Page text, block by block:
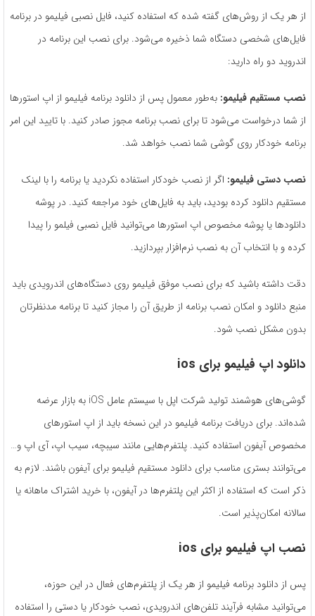
از هر یک از روش‌های گفته شده که استفاده کنید، فایل نصبی فیلیمو در برنامه
فایل‌های شخصی دستگاه شما ذخیره می‌شود. برای نصب این برنامه در
اندروید دو راه دارید:
نصب مستقیم فیلیمو: به‌طور معمول پس از دانلود برنامه فیلیمو از اپ استورها
از شما درخواست می‌شود تا برای نصب برنامه مجوز صادر کنید. با تایید این امر
برنامه خودکار روی گوشی شما نصب خواهد شد.
نصب دستی فیلیمو: اگر از نصب خودکار استفاده نکردید یا برنامه را با لینک
مستقیم دانلود کرده بودید، باید به فایل‌های خود مراجعه کنید. در پوشه
دانلودها یا پوشه مخصوص اپ استورها می‌توانید فایل نصبی فیلمو را پیدا
کرده و با انتخاب آن به نصب نرم‌افزار بپردازید.
دقت داشته باشید که برای نصب موفق فیلیمو روی دستگاه‌های اندرویدی باید
منبع دانلود و امکان نصب برنامه از طریق آن را مجاز کنید تا برنامه مدنظرتان
بدون مشکل نصب شود.
دانلود اپ فیلیمو برای ios
گوشی‌های هوشمند تولید شرکت اپل با سیستم عامل iOS به بازار عرضه
شده‌اند. برای دریافت برنامه فیلیمو در این نسخه باید از اپ استورهای
مخصوص آیفون استفاده کنید. پلتفرم‌هایی مانند سیبچه، سیب اپ، آی اپ و…
می‌توانند بستری مناسب برای دانلود مستقیم فیلیمو برای آیفون باشند. لازم به
ذکر است که استفاده از اکثر این پلتفرم‌ها در آیفون، با خرید اشتراک ماهانه یا
سالانه امکان‌پذیر است.
نصب اپ فیلیمو برای ios
پس از دانلود برنامه فیلیمو از هر یک از پلتفرم‌های فعال در این حوزه،
می‌توانید مشابه فرآیند تلفن‌های اندرویدی، نصب خودکار یا دستی را استفاده